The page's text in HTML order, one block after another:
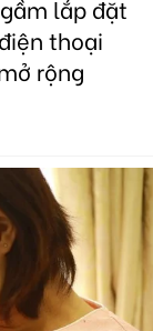
lắp đặt
thoại
rộng